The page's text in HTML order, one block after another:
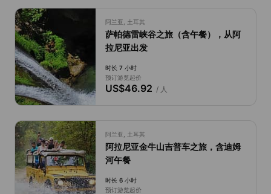
阿兰亚, 土耳其
萨帕德雷峡谷之旅（含午餐），从阿
拉尼亚出发
时长 7 小时
预订游览起价
US$46.92 / 人
阿兰亚, 土耳其
阿拉尼亚金牛山吉普车之旅，含迪姆
河午餐
时长 6 小时
预订游览起价